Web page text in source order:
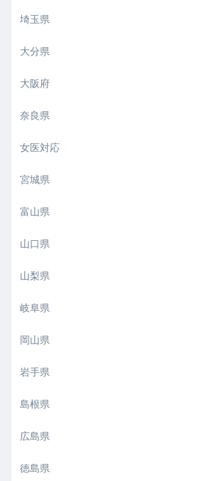
埼玉県
大分県
大阪府
奈良県
女医対応
宮城県
富山県
山口県
山梨県
岐阜県
岡山県
岩手県
島根県
広島県
徳島県